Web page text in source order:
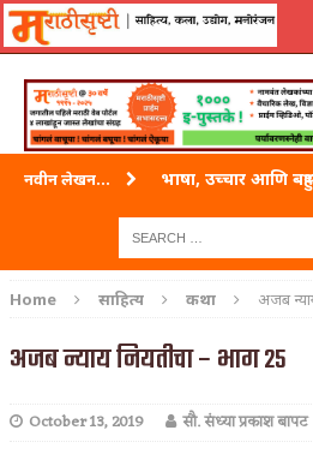
लॉग-इन करा|लेखक
नवीन लेखन... भाषा, उच्चार आणि
ताम्र – एक अफलातून
अशी एक कविता लिहू
पाटलाची विहीर
Home साहित्य कथा अजब
अजब न्याय नियतीचा – भाग २५
October 13, 2019 सौ. संध्या प्रकाश बापट